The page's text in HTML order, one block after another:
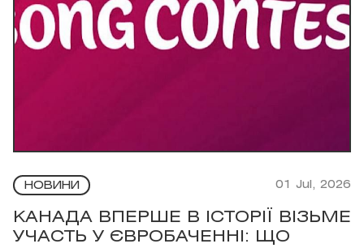
НОВИНИ 01 Jul, 2026
КАНАДА ВПЕРШЕ В ІСТОРІЇ ВІЗЬМЕ
УЧАСТЬ У ЄВРОБАЧЕННІ: ЩО